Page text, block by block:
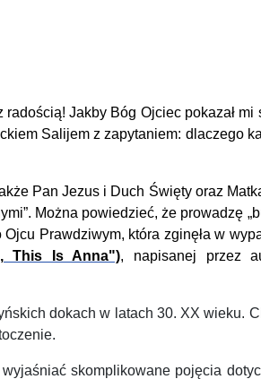
Jakby Bóg Ojciec pokazał
Salijem z zapytaniem: dlaczego
Pan Jezus i Duch Święty oraz
Można powiedzieć, że prowadzę
Ojcu Prawdziwym, która zginęła w
This Is Anna"), napisanej przez
dokach w latach 30. XX wieku.
skomplikowane pojęcia